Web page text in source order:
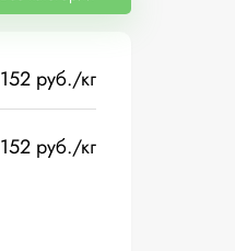
152 руб./кг
152 руб./кг